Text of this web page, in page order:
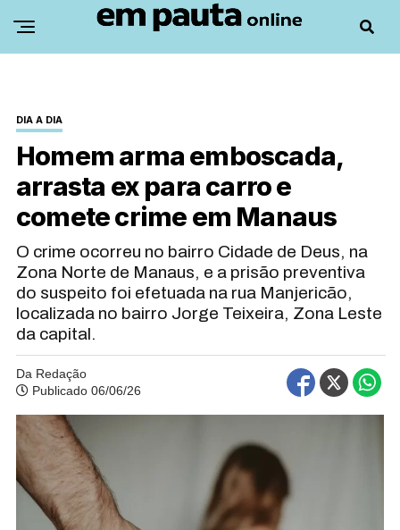
DIA A DIA
Homem arma emboscada,
arrasta ex para carro e
comete crime em Manaus
O crime ocorreu no bairro Cidade de Deus, na
Zona Norte de Manaus, e a prisão preventiva
do suspeito foi efetuada na rua Manjericão,
localizada no bairro Jorge Teixeira, Zona Leste
da capital.
Da Redação
Publicado 06/06/26